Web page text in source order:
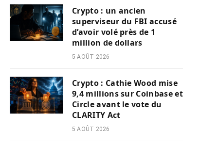
Crypto : un ancien
superviseur du FBI accusé
d’avoir volé près de 1
million de dollars
5 AOÛT 2026
Crypto : Cathie Wood mise
9,4 millions sur Coinbase et
Circle avant le vote du
CLARITY Act
5 AOÛT 2026